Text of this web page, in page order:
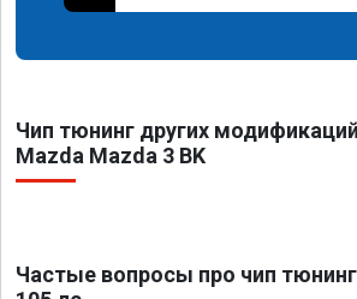
Чип тюнинг других модификаций
Mazda Mazda 3 BK
Частые вопросы про чип